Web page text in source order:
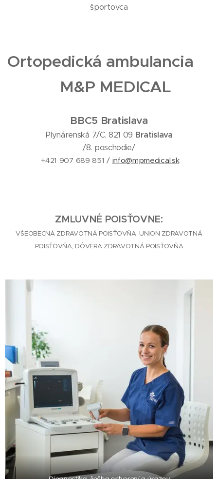
športovca
Ortopedická ambulancia
M&P MEDICAL
BBC5 Bratislava
Plynárenská 7/C, 821 09 Bratislava
/8. poschodie/
+421 907 689 851 / info@mpmedical.sk
ZMLUVNÉ POISŤOVNE:
VŠEOBECNÁ ZDRAVOTNÁ POISŤOVŇA, UNION ZDRAVOTNÁ
POISŤOVŇA, DÔVERA ZDRAVOTNÁ POISŤOVŇA